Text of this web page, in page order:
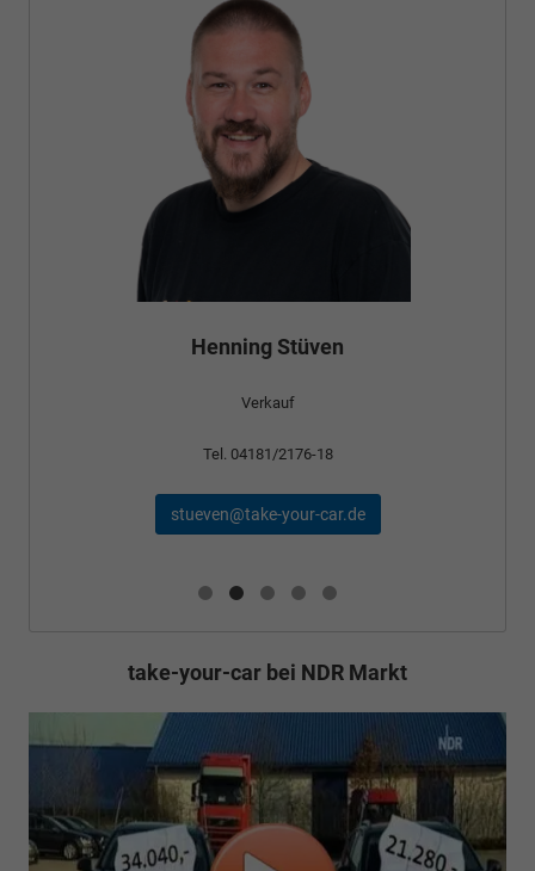
Henning Stüven
Verkauf
Tel. 04181/2176-18
stueven@take-your-car.de
take-your-car bei NDR Markt